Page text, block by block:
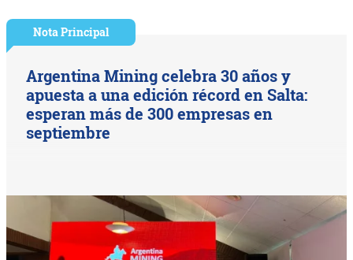
Nota Principal
Argentina Mining celebra 30 años y
apuesta a una edición récord en Salta:
esperan más de 300 empresas en
septiembre